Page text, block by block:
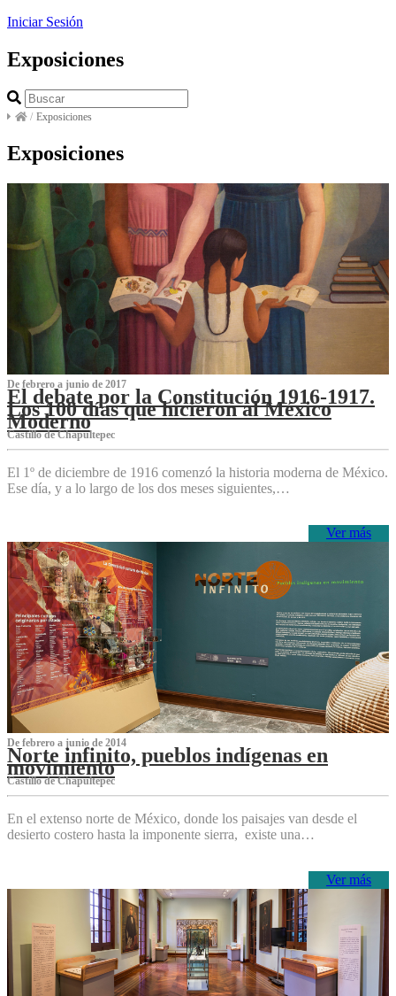
Iniciar Sesión
Exposiciones
/ Exposiciones
Exposiciones
De febrero a junio de 2017
El debate por la Constitución 1916-1917.
Los 100 días que hicieron al México
Moderno
Castillo de Chapultepec
El 1º de diciembre de 1916 comenzó la historia moderna de México.
Ese día, y a lo largo de los dos meses siguientes,…
Ver más
De febrero a junio de 2014
Norte infinito, pueblos indígenas en
movimiento
Castillo de Chapultepec
En el extenso norte de México, donde los paisajes van desde el
desierto costero hasta la imponente sierra, existe una…
Ver más